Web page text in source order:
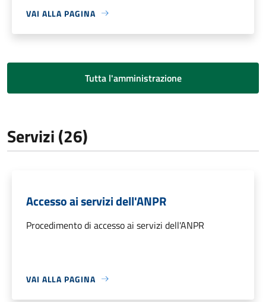
VAI ALLA PAGINA
Tutta l'amministrazione
Servizi (26)
Accesso ai servizi dell'ANPR
Procedimento di accesso ai servizi dell'ANPR
VAI ALLA PAGINA